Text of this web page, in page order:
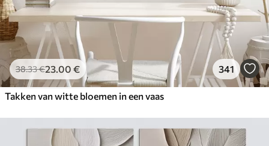
38.33€23.00 € 341
Takken van witte bloemen in een vaas